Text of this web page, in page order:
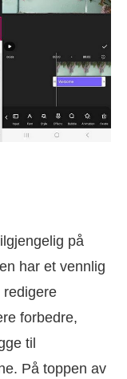
på
har et vennlig
redigere
forbedre,
til
På toppen av